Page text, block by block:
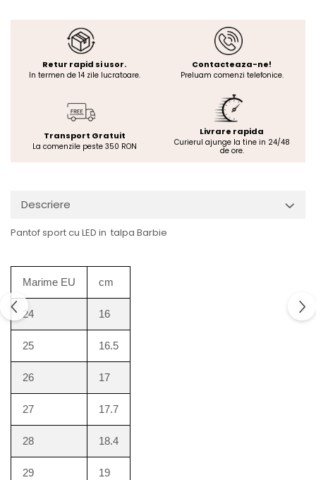
Retur rapid si usor.
In termen de 14 zile lucratoare.
Contacteaza-ne!
Preluam comenzi telefonice.
Transport Gratuit
La comenzile peste 350 RON
Livrare rapida
Curierul ajunge la tine in 24/48
de ore.
Descriere
Pantof sport cu LED in talpa Barbie
Marime EU cm
24 16
25 16.5
26 17
27 17.7
28 18.4
29 19